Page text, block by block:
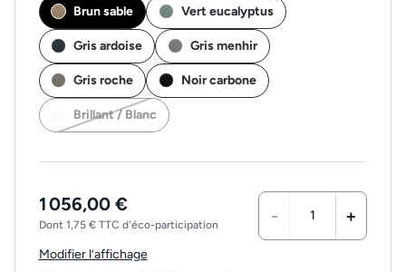
Brun sable Vert eucalyptus
Gris ardoise Gris menhir
Gris roche Noir carbone
Brillant / Blanc
1 056,00 €
Dont 1,75 € TTC d'éco-participation - +
Modifier l’affichage